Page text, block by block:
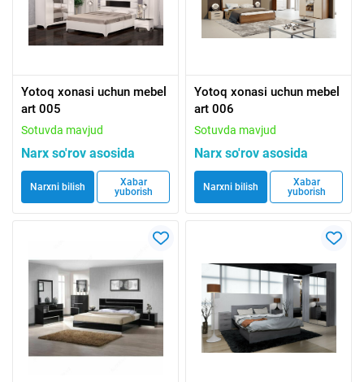
Yotoq xonasi uchun mebel
art 005
Sotuvda mavjud
Narx so'rov asosida
Narxni bilish
Xabar
yuborish
Yotoq xonasi uchun mebel
art 006
Sotuvda mavjud
Narx so'rov asosida
Narxni bilish
Xabar
yuborish